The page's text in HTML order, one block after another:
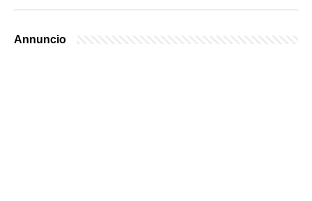
Annuncio